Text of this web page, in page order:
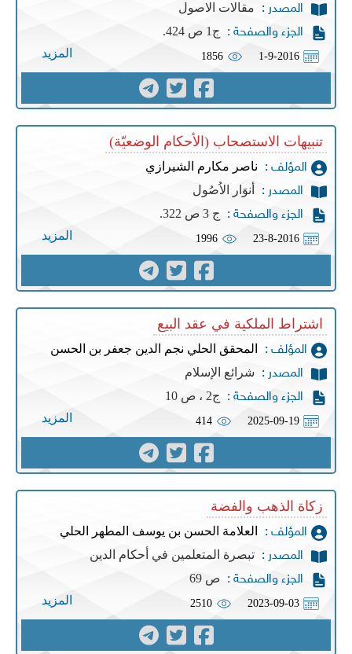
المصدر : مقالات الاصول
الجزء والصفحة : ج1 ص 424.
1-9-2016
1856 المزيد
تنبيهات الاستصحاب (الأحكام الوضعيّة)
المؤلف : ناصر مكارم الشيرازي
المصدر : أنوَار الاُصُول
الجزء والصفحة : ج 3 ص 322.
23-8-2016
1996 المزيد
اشتراط الملكية في عقد البيع
المؤلف : المحقق الحلي نجم الدين جعفر بن الحسن
المصدر : شرائع الإسلام
الجزء والصفحة : ج2 ، ص 10
2025-09-19
414 المزيد
زكاة الذهب والفضة
المؤلف : العلامة الحسن بن يوسف المطهر الحلي
المصدر : تبصرة المتعلمين في أحكام الدين
الجزء والصفحة : ص 69
2023-09-03
2510 المزيد